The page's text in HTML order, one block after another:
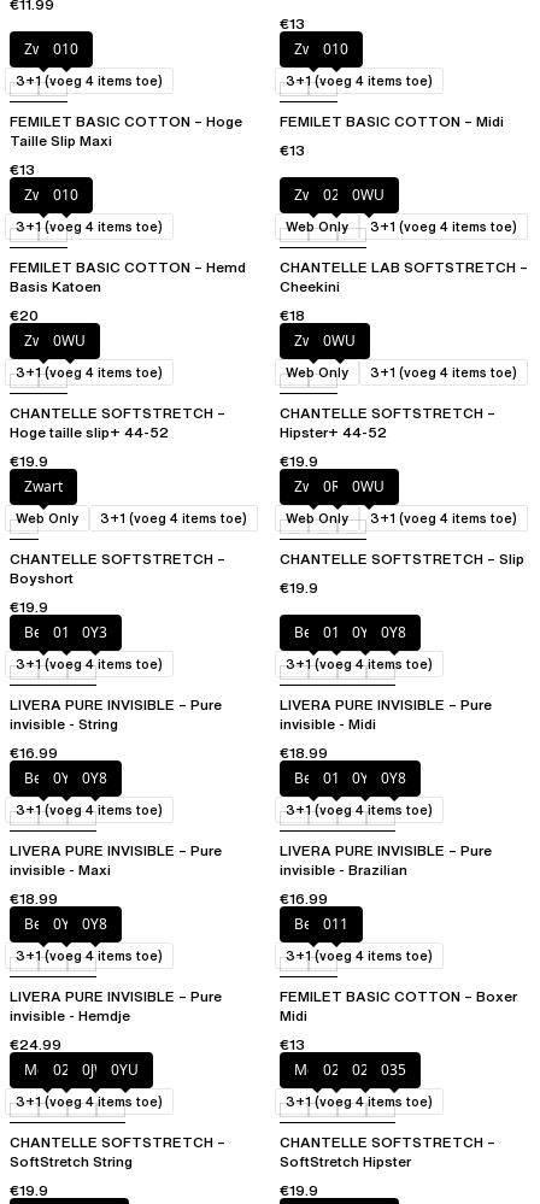
€11.99
€13
Zwart010
FEMILET BASIC COTTON – Hoge
Taille Slip Maxi
€13
3+1 (voeg 4 items toe)
Zwart010
FEMILET BASIC COTTON – Midi
€13
3+1 (voeg 4 items toe)
Zwart010
FEMILET BASIC COTTON – Hemd
Basis Katoen
€20
3+1 (voeg 4 items toe)
Zwart027 0WU
CHANTELLE LAB SOFTSTRETCH –
Cheekini
€18
Web Only 3+1 (voeg 4 items toe)
Zwart0WU
CHANTELLE SOFTSTRETCH –
Hoge taille slip+ 44-52
€19.9
3+1 (voeg 4 items toe)
Zwart0WU
CHANTELLE SOFTSTRETCH –
Hipster+ 44-52
€19.9
Web Only 3+1 (voeg 4 items toe)
Zwart
CHANTELLE SOFTSTRETCH –
Boyshort
€19.9
Web Only 3+1 (voeg 4 items toe)
Zwart0RG 0WU
CHANTELLE SOFTSTRETCH – Slip
€19.9
Web Only 3+1 (voeg 4 items toe)
Beige011 0Y3
LIVERA PURE INVISIBLE – Pure
invisible - String
€16.99
3+1 (voeg 4 items toe)
Beige011 0Y3 0Y8
LIVERA PURE INVISIBLE – Pure
invisible - Midi
€18.99
3+1 (voeg 4 items toe)
Beige0Y3 0Y8
LIVERA PURE INVISIBLE – Pure
invisible - Maxi
€18.99
3+1 (voeg 4 items toe)
Beige011 0Y3 0Y8
LIVERA PURE INVISIBLE – Pure
invisible - Brazilian
€16.99
3+1 (voeg 4 items toe)
Beige0Y3 0Y8
LIVERA PURE INVISIBLE – Pure
invisible - Hemdje
€24.99
3+1 (voeg 4 items toe)
Beige011
FEMILET BASIC COTTON – Boxer
Midi
€13
3+1 (voeg 4 items toe)
Mocca
02T 0JW 0YU
CHANTELLE SOFTSTRETCH –
SoftStretch String
€19.9
3+1 (voeg 4 items toe)
Mocca
020 02T 035
CHANTELLE SOFTSTRETCH –
SoftStretch Hipster
€19.9
3+1 (voeg 4 items toe)